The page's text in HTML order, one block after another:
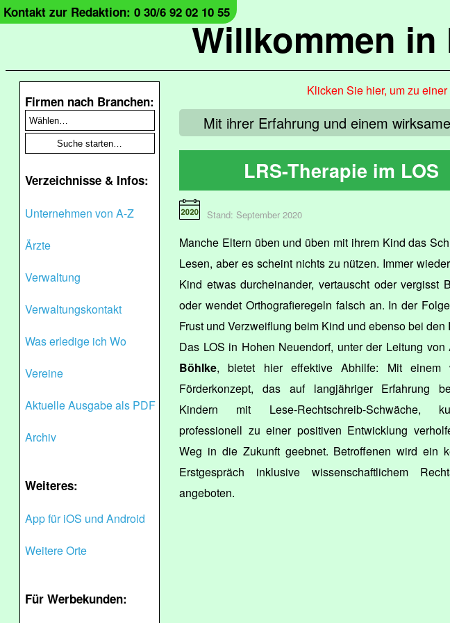
Willkommen
Kontakt zur Redaktion: 0 30/6 92 02 10 55
Firmen nach Branchen:
Verzeichnisse & Infos:
Unternehmen von A-Z
Ärzte
Verwaltung
Verwaltungskontakt
Was erledige ich Wo
Vereine
Aktuelle Ausgabe als PDF
Archiv
Weiteres:
App für iOS und Android
Weitere Orte
Für Werbekunden:
Klicken Sie hier, um zu
Mit ihrer Erfahrung und einem
LRS-Therapie im LOS
Stand: September 2020
Manche Eltern üben und üben mit ihrem Kind das
Lesen, aber es scheint nichts zu nützen. Immer
Kind etwas durcheinander, vertauscht oder vergisst
oder wendet Orthografieregeln falsch an. In der
Frust und Verzweiflung beim Kind und ebenso bei den
Das LOS in Hohen Neuendorf, unter der Leitung von
Böhlke, bietet hier effektive Abhilfe: Mit einem
Förderkonzept, das auf langjähriger Erfahrung
Kindern mit Lese-Rechtschreib-Schwäche,
professionell zu einer positiven Entwicklung
Weg in die Zukunft geebnet. Betroffenen wird ein
Erstgespräch inklusive wissenschaftlichem
angeboten.